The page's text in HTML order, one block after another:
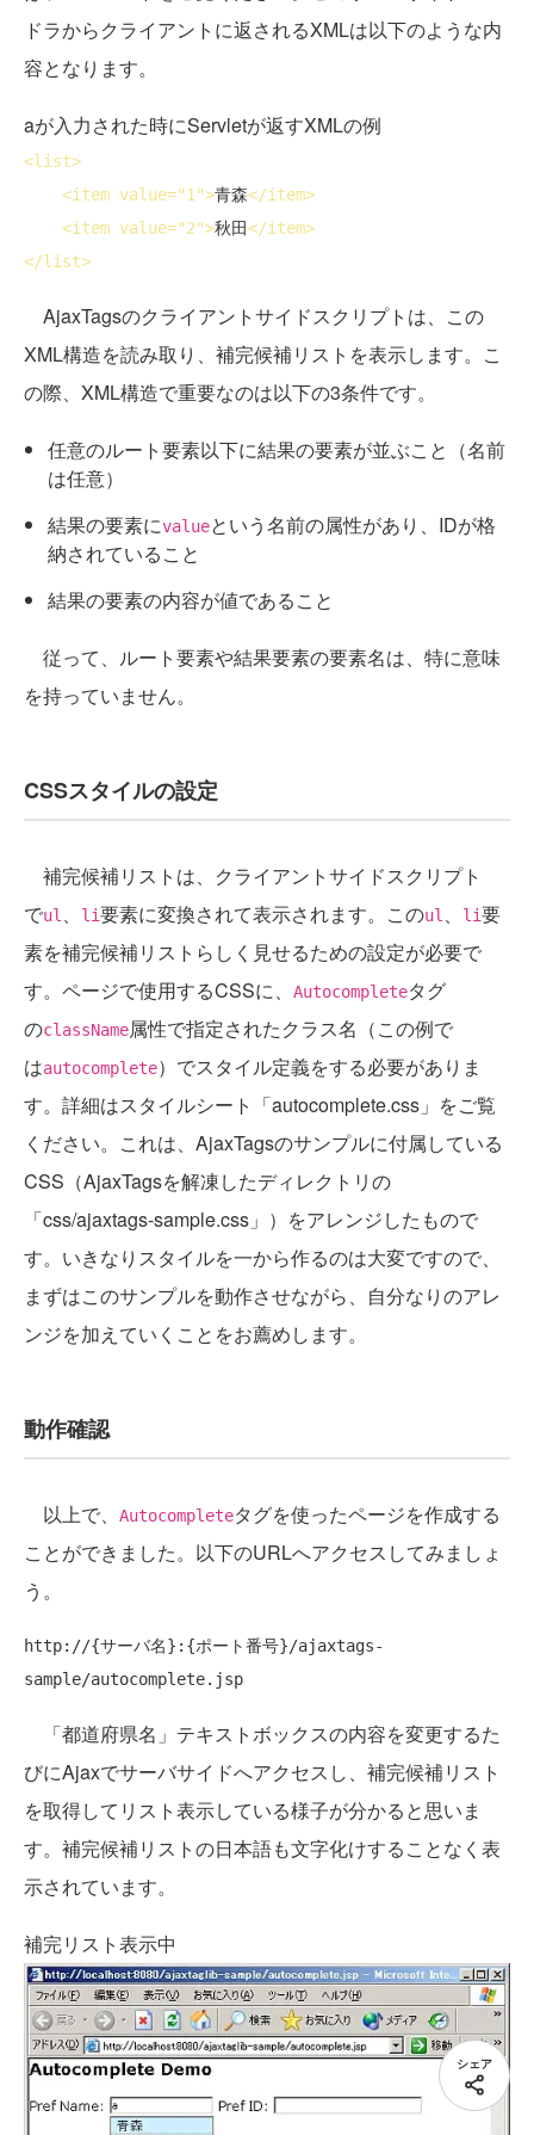
ドラからクライアントに返されるXMLは以下のような内
容となります。
aが入力された時にServletが返すXMLの例
<list>
<item value="1">青森</item>
<item value="2">秋田</item>
</list>
AjaxTagsのクライアントサイドスクリプトは、この
XML構造を読み取り、補完候補リストを表示します。こ
の際、XML構造で重要なのは以下の3条件です。
任意のルート要素以下に結果の要素が並ぶこと（名前
は任意）
結果の要素にvalueという名前の属性があり、IDが格
納されていること
結果の要素の内容が値であること
従って、ルート要素や結果要素の要素名は、特に意味
を持っていません。
CSSスタイルの設定
補完候補リストは、クライアントサイドスクリプト
でul 、 li要素に変換されて表示されます。このul 、 li要
素を補完候補リストらしく見せるための設定が必要で
す。ページで使用するCSSに、
Autocompleteタグ
のclassName属性で指定されたクラス名（この例で
はautocomplete）でスタイル定義をする必要がありま
す。詳細はスタイルシート「autocomplete.css」をご覧
ください。これは、AjaxTagsのサンプルに付属している
CSS（AjaxTagsを解凍したディレクトリの
「css/ajaxtags-sample.css」）をアレンジしたもので
す。いきなりスタイルを一から作るのは大変ですので、
まずはこのサンプルを動作させながら、自分なりのアレ
ンジを加えていくことをお薦めします。
動作確認
以上で、 Autocompleteタグを使ったページを作成する
ことができました。以下のURLへアクセスしてみましょ
う。
http://{サーバ名}:{ポート番号}/ajaxtags-
「都道府県名」テキストボックスの内容を変更するた
びにAjaxでサーバサイドへアクセスし、補完候補リスト
を取得してリスト表示している様子が分かると思いま
す。補完候補リストの日本語も文字化けすることなく表
示されています。
補完リスト表示中
シェア